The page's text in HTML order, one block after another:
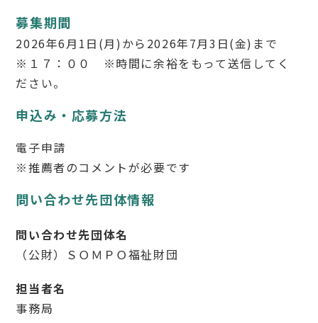
募集期間
2026年6月1日(月)から2026年7月3日(金)まで
※１７：００ ※時間に余裕をもって送信してく
ださい。
申込み・応募方法
電子申請
※推薦者のコメントが必要です
問い合わせ先団体情報
問い合わせ先団体名
（公財）ＳＯＭＰＯ福祉財団
担当者名
事務局